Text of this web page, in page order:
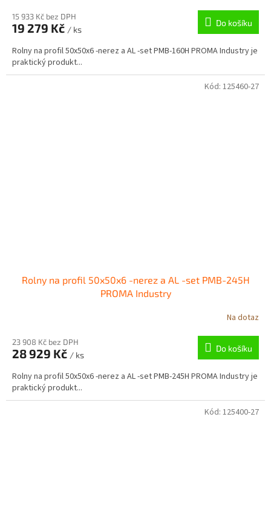
15 933 Kč bez DPH
19 279 Kč / ks
Do košíku
Rolny na profil 50x50x6 -nerez a AL -set PMB-160H PROMA Industry je
praktický produkt...
Rolny na profil 50x50x6 -nerez a AL -set PMB-245H
PROMA Industry
Na dotaz
23 908 Kč bez DPH
28 929 Kč / ks
Do košíku
Rolny na profil 50x50x6 -nerez a AL -set PMB-245H PROMA Industry je
praktický produkt...
Kód: 125460-27
Kód: 125400-27